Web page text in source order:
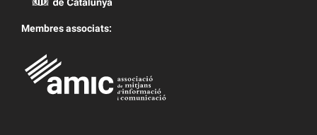
Membres associats: